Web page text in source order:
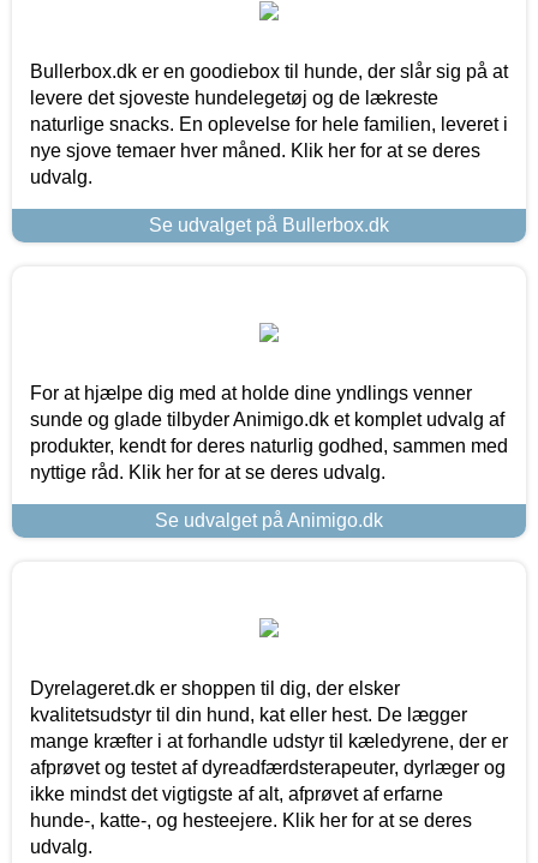
Bullerbox.dk er en goodiebox til hunde, der slår sig på at
levere det sjoveste hundelegetøj og de lækreste
naturlige snacks. En oplevelse for hele familien, leveret i
nye sjove temaer hver måned. Klik her for at se deres
udvalg.
Se udvalget på Bullerbox.dk
For at hjælpe dig med at holde dine yndlings venner
sunde og glade tilbyder Animigo.dk et komplet udvalg af
produkter, kendt for deres naturlig godhed, sammen med
nyttige råd. Klik her for at se deres udvalg.
Se udvalget på Animigo.dk
Dyrelageret.dk er shoppen til dig, der elsker
kvalitetsudstyr til din hund, kat eller hest. De lægger
mange kræfter i at forhandle udstyr til kæledyrene, der er
afprøvet og testet af dyreadfærdsterapeuter, dyrlæger og
ikke mindst det vigtigste af alt, afprøvet af erfarne
hunde-, katte-, og hesteejere. Klik her for at se deres
udvalg.